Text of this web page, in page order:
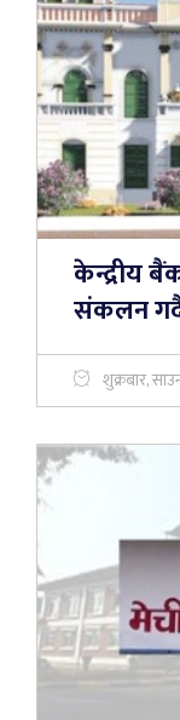
केन्द्रीय
संकलन
शुक्रबार,